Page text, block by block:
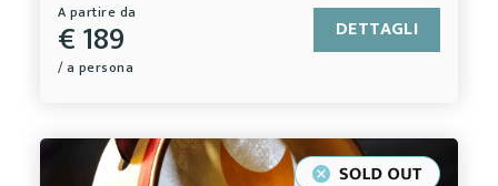
A partire da
€ 189
/ a persona
DETTAGLI